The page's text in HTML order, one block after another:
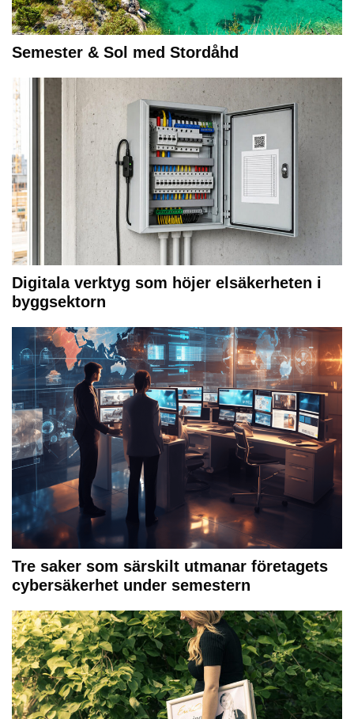
Semester & Sol med Stordåhd
Digitala verktyg som höjer elsäkerheten i
byggsektorn
Tre saker som särskilt utmanar företagets
cybersäkerhet under semestern